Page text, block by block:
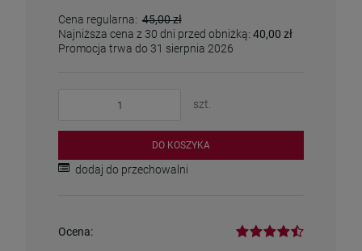
Cena regularna: 45,00 zł
Najniższa cena z 30 dni przed obniżką: 40,00 zł
Promocja trwa do 31 sierpnia 2026
szt.
DO KOSZYKA
dodaj do przechowalni
Ocena: